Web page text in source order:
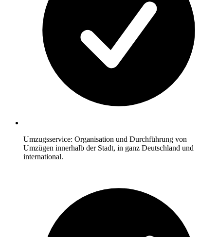
Umzugsservice: Organisation und Durchführung von
Umzügen innerhalb der Stadt, in ganz Deutschland und
international.